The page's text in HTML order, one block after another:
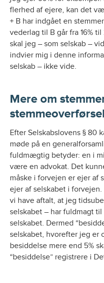
flerhed af ejere, kan det
+ B har indgået en
vederlag til B går fra 16%
skal jeg – som selskab –
indvier mig i denne
selskab – ikke vide.
Mere om
Efter Selskabslovens § 80
møde på en
fuldmægtig betyder: en i
være en advokat. Det
måske i forvejen er ejer af
ejer af selskabet i
vi have aftalt, at jeg
selskabet – har fuldmagt
selskabet. Dermed
selskabet, hvorefter jeg er
besiddelse mere end 5%
“besiddelse” registrere i